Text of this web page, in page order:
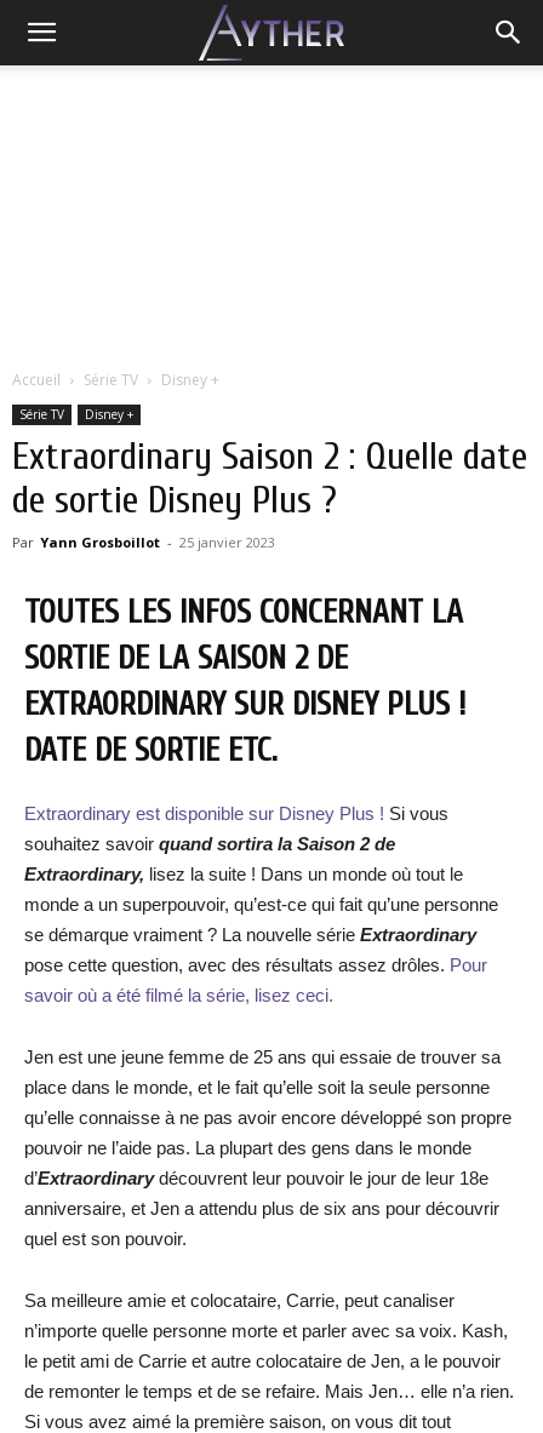
Accueil Série TV Disney +
Série TV Disney +
Extraordinary Saison 2 : Quelle date
de sortie Disney Plus ?
Par Yann Grosboillot - 25 janvier 2023
TOUTES LES INFOS CONCERNANT LA
SORTIE DE LA SAISON 2 DE
EXTRAORDINARY SUR DISNEY PLUS !
DATE DE SORTIE ETC.
Extraordinary est disponible sur Disney Plus ! Si vous
souhaitez savoir quand sortira la Saison 2 de
Extraordinary, lisez la suite ! Dans un monde où tout le
monde a un superpouvoir, qu’est-ce qui fait qu’une personne
se démarque vraiment ? La nouvelle série Extraordinary
pose cette question, avec des résultats assez drôles. Pour
savoir où a été filmé la série, lisez ceci.
Jen est une jeune femme de 25 ans qui essaie de trouver sa
place dans le monde, et le fait qu’elle soit la seule personne
qu’elle connaisse à ne pas avoir encore développé son propre
pouvoir ne l’aide pas. La plupart des gens dans le monde
d’Extraordinarydécouvrent leur pouvoir le jour de leur 18e
anniversaire, et Jen a attendu plus de six ans pour découvrir
quel est son pouvoir.
Sa meilleure amie et colocataire, Carrie, peut canaliser
n’importe quelle personne morte et parler avec sa voix. Kash,
le petit ami de Carrie et autre colocataire de Jen, a le pouvoir
de remonter le temps et de se refaire. Mais Jen… elle n’a rien.
Si vous avez aimé la première saison, on vous dit tout